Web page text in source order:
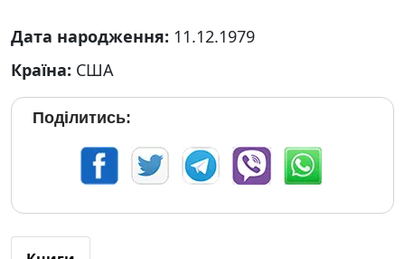
Дата народження: 11.12.1979
Країна: США
Поділитись: